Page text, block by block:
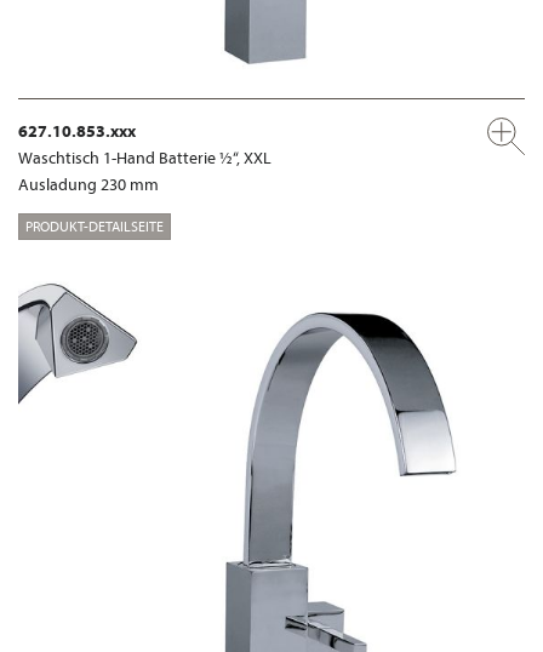
627.10.853.xxx
Waschtisch 1-Hand Batterie ½“, XXL
Ausladung 230 mm
PRODUKT-DETAILSEITE